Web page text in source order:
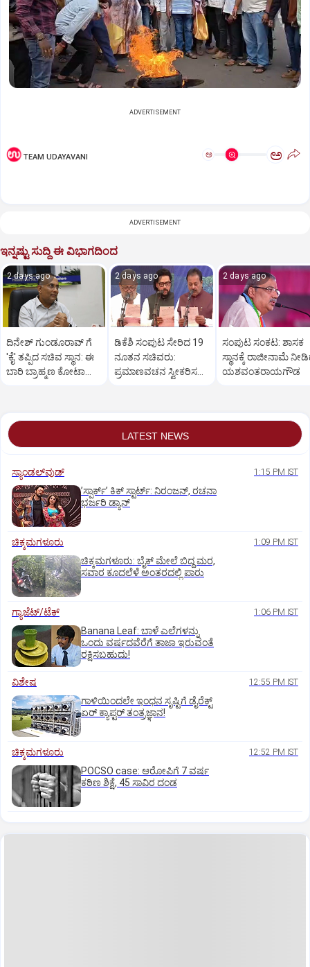
ADVERTISEMENT
TEAM UDAYAVANI ಅ ಅ
ADVERTISEMENT
ಇನ್ನಷ್ಟು ಸುದ್ದಿ ಈ ವಿಭಾಗದಿಂದ
2 days ago
ದಿನೇಶ್ ಗುಂಡೂರಾವ್ ಗೆ
'ಕೈ' ತಪ್ಪಿದ ಸಚಿವ ಸ್ಥಾನ: ಈ
ಬಾರಿ ಬ್ರಾಹ್ಮಣ ಕೋಟಾ
2 days ago
ಡಿಕೆಶಿ ಸಂಪುಟ ಸೇರಿದ 19
ನೂತನ ಸಚಿವರು:
ಪ್ರಮಾಣವಚನ ಸ್ವೀಕರಿಸದ
2 days ago
ಸಂಪುಟ ಸಂಕಟ: ಶಾಸಕ
ಸ್ಥಾನಕ್ಕೆ ರಾಜೀನಾಮೆ
ಯಶವಂತರಾಯಗೌಡ
LATEST NEWS
ಸ್ಯಾಂಡಲ್‌ವುಡ್‌ 1:15 PM IST
ʼಸ್ಪಾರ್ಕ್ʼ ಕಿಕ್‌ ಸ್ಟಾರ್ಟ್‌: ನಿರಂಜನ್‌, ರಚನಾ
ಭರ್ಜರಿ ಡ್ಯಾನ್‌
ಚಿಕ್ಕಮಗಳೂರು 1:09 PM IST
ಚಿಕ್ಕಮಗಳೂರು: ಬೈಕ್ ಮೇಲೆ ಬಿದ್ದ ಮರ,
ಸವಾರ ಕೂದಲೆಳೆ ಅಂತರದಲ್ಲಿ ಪಾರು
ಗ್ಯಾಜೆಟ್/ಟೆಕ್ 1:06 PM IST
Banana Leaf: ಬಾಳೆ ಎಲೆಗಳನ್ನು
ಒಂದು ವರ್ಷದವೆರೆಗೆ ತಾಜಾ ಇರುವಂತೆ
ರಕ್ಷಿಸಬಹುದು!
ವಿಶೇಷ 12:55 PM IST
ಗಾಳಿಯಿಂದಲೇ ಇಂಧನ ಸೃಷ್ಟಿಗೆ ಡೈರೆಕ್ಟ್
ಏರ್‌ ಕ್ಯಾಪ್ಟರ್ ತಂತ್ರಜ್ಞಾನ!
ಚಿಕ್ಕಮಗಳೂರು 12:52 PM IST
POCSO case: ಆರೋಪಿಗೆ 7 ವರ್ಷ
ಕಠಿಣ ಶಿಕ್ಷೆ, 45 ಸಾವಿರ ದಂಡ